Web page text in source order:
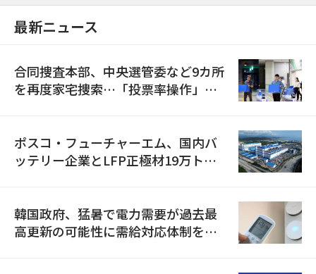
最新ニュース
合同捜査本部、中央選管委など9カ所
を再度家宅捜索…「投票率操作」の
ポスコ・フューチャーエム、国内バ
ッテリー企業とLFP正極材19万トン
韓国政府、猛暑で電力需要が過去最
高更新の可能性に需給対応体制を点